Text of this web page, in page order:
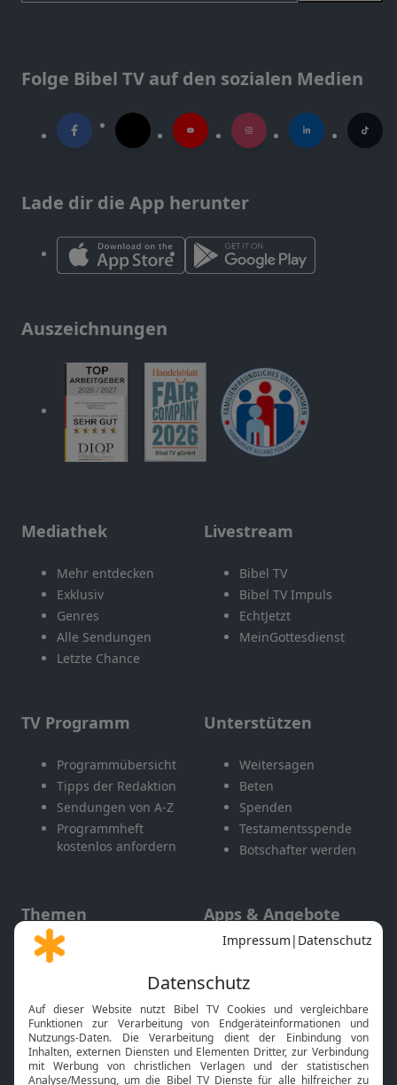
Folge Bibel TV auf den sozialen Medien
Lade dir die App herunter
Auszeichnungen
Mediathek
Mehr entdecken
Exklusiv
Genres
Alle Sendungen
Letzte Chance
Livestream
Bibel TV
Bibel TV Impuls
EchtJetzt
MeinGottesdienst
TV Programm
Programmübersicht
Tipps der Redaktion
Sendungen von A-Z
Programmheft
kostenlos anfordern
Unterstützen
Weitersagen
Beten
Spenden
Testamentsspende
Botschafter werden
Themen
Gott und Bibel erklärt
Neuigkeiten
Apps & Angebote
Mobile App
Smart TV
HbbTV
Bibelthek Online-Bibel